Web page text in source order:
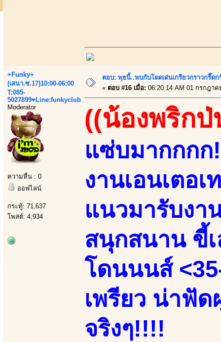
+Funky+
(เสนา.ซ.17)10:00-06:00
T:085-
5027899♥Line:funkyclub
Moderator
ความหื่น : 0
ออฟไลน์
กระทู้: 71,637
โพสต์: 4,934
ตอบ: พุธนี้..พบกับโดดเด่นเกรียวกราวกรี๊
« ตอบ #16 เมื่อ: 06:20:14 AM 01 กรกฎาค
((น้องพริกป่
แซ่บมากกกก
งานเอนเตอ
แนวมารับงา
สนุกสนาน ขี้
โดนนนส์
เพรียว น่าฟัด
จริงๆ!!!!